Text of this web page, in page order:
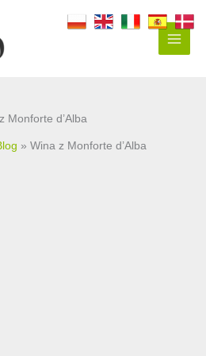
Monforte d’Alba
Wina z Monforte d’Alba